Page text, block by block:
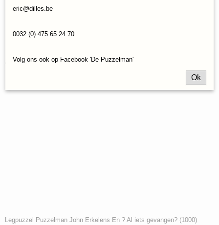
€ 14,95
Legpuzzel Puzzelman John Erkelens En ? Al iets gevangen? (1000)
eric@dilles.be
0032 (0) 475 65 24 70
Volg ons ook op Facebook 'De Puzzelman'
Ok